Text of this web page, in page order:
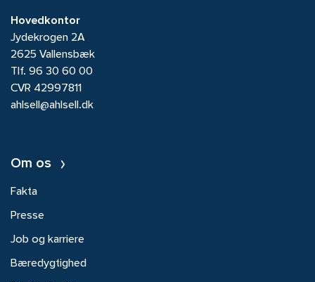
Hovedkontor
Jydekrogen 2A
2625 Vallensbæk
Tlf. 96 30 60 00
CVR 42997811
ahlsell@ahlsell.dk
Om os
Fakta
Presse
Job og karriere
Bæredygtighed